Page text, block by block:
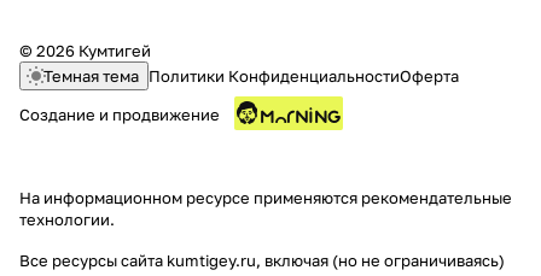
© 2026 Кумтигей
Темная тема Политики КонфиденциальностиОферта
Создание и продвижение
На информационном ресурсе применяются рекомендательные
технологии.
Все ресурсы сайта kumtigey.ru, включая (но не ограничиваясь)